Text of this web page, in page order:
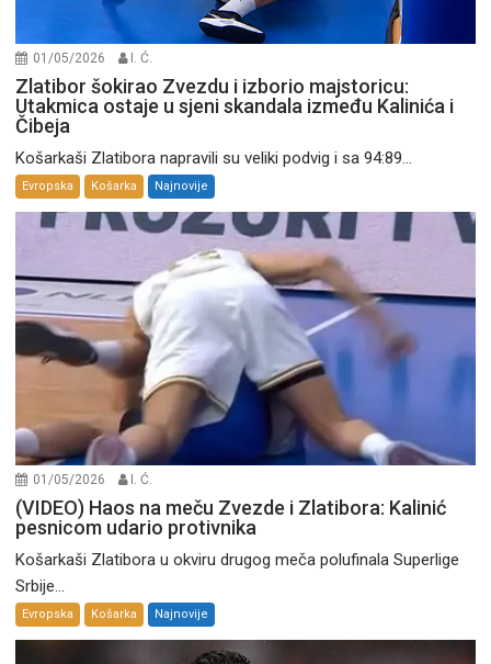
01/05/2026 I. Ć.
Zlatibor šokirao Zvezdu i izborio majstoricu:
Utakmica ostaje u sjeni skandala između Kalinića i
Čibeja
Košarkaši Zlatibora napravili su veliki podvig i sa 94:89...
Evropska Košarka Najnovije
01/05/2026 I. Ć.
(VIDEO) Haos na meču Zvezde i Zlatibora: Kalinić
pesnicom udario protivnika
Košarkaši Zlatibora u okviru drugog meča polufinala Superlige
Srbije...
Evropska Košarka Najnovije